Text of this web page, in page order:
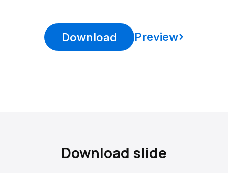
Download Preview
Download slide